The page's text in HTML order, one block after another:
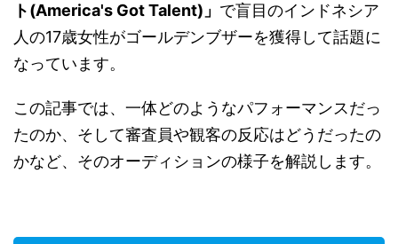
ト(America's Got Talent)」 で盲目のインドネシア
人の17歳女性がゴールデンブザーを獲得して話題に
なっています。
この記事では、一体どのようなパフォーマンスだっ
たのか、そして審査員や観客の反応はどうだったの
かなど、そのオーディションの様子を解説します。